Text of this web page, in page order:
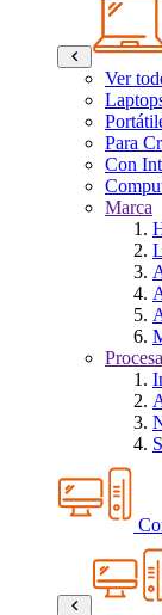
Ver
Para
Con
Marca